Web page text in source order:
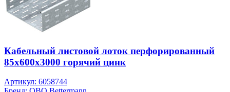
Кабельный листовой лоток перфорированный
85x600x3000 горячий цинк
Артикул: 6058744